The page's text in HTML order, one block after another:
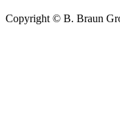
Copyright © B. Braun